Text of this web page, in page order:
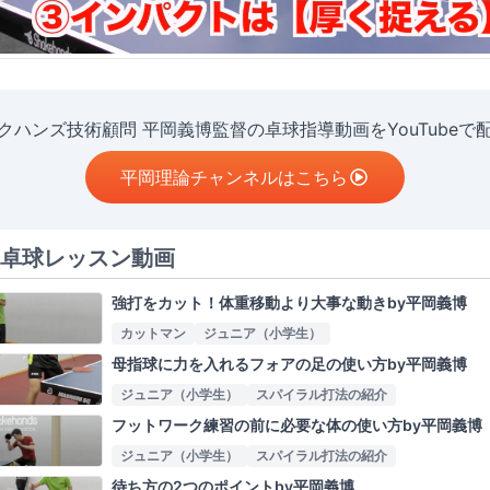
ハンズ技術顧問 平岡義博監督の卓球指導動画をYouTubeで
平岡理論チャンネルはこちら
球レッスン動画
強打をカット！体重移動より大事な動きby平岡義博
カットマン ジュニア（小学生）
母指球に力を入れるフォアの足の使い方by平岡義博
ジュニア（小学生） スパイラル打法の紹介
フットワーク練習の前に必要な体の使い方by平岡義博
ジュニア（小学生） スパイラル打法の紹介